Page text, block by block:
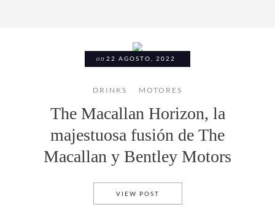
on 22 AGOSTO, 2022
DRINKS MOTORES
The Macallan Horizon, la
majestuosa fusión de The
Macallan y Bentley Motors
VIEW POST